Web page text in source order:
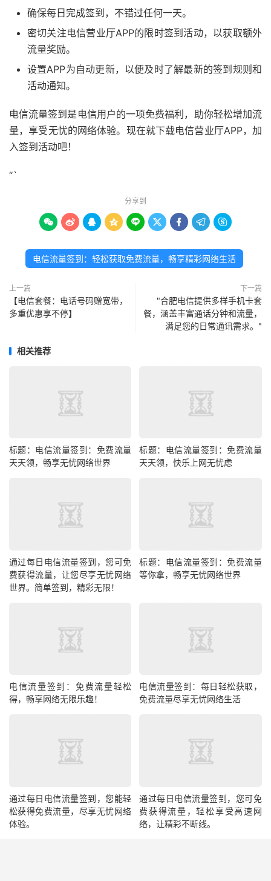
确保每日完成签到，不错过任何一天。
密切关注电信营业厅APP的限时签到活动，以获取额外
流量奖励。
设置APP为自动更新，以便及时了解最新的签到规则和
活动通知。
电信流量签到是电信用户的一项免费福利，助你轻松增加流
量，享受无忧的网络体验。现在就下载电信营业厅APP，加
入签到活动吧！
“`
分享到
        
电信流量签到：轻松获取免费流量，畅享精彩网络生活
上一篇
【电信套餐：电话号码赠宽带，
多重优惠享不停】
下一篇
"合肥电信提供多样手机卡套
餐，涵盖丰富通话分钟和流量，
满足您的日常通讯需求。"
相关推荐
标题：电信流量签到：免费流量
天天领，畅享无忧网络世界
标题：电信流量签到：免费流量
天天领，快乐上网无忧虑
通过每日电信流量签到，您可免
费获得流量，让您尽享无忧网络
世界。简单签到，精彩无限！
标题：电信流量签到：免费流量
等你拿，畅享无忧网络世界
电信流量签到：免费流量轻松
得，畅享网络无限乐趣！
电信流量签到：每日轻松获取，
免费流量尽享无忧网络生活
通过每日电信流量签到，您能轻
松获得免费流量，尽享无忧网络
体验。
通过每日电信流量签到，您可免
费获得流量，轻松享受高速网
络，让精彩不断线。